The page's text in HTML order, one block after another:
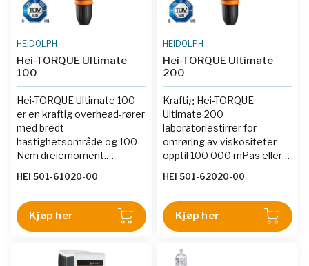
HEIDOLPH
Hei-TORQUE Ultimate
100
Hei-TORQUE Ultimate 100
er en kraftig overhead-rører
med bredt
hastighetsområde og 100
Ncm dreiemoment.
rampeprogrammering,
tilkobling med PC via USB
og RS232.
HEI 501-61020-00
Kjøp her
HEIDOLPH
Hei-TORQUE Ultimate
200
Kraftig Hei-TORQUE
Ultimate 200
laboratoriestirrer for
omrøring av viskositeter
opptil 100 000 mPas eller
rampeprogrammering og
HEI 501-62020-00
Kjøp her